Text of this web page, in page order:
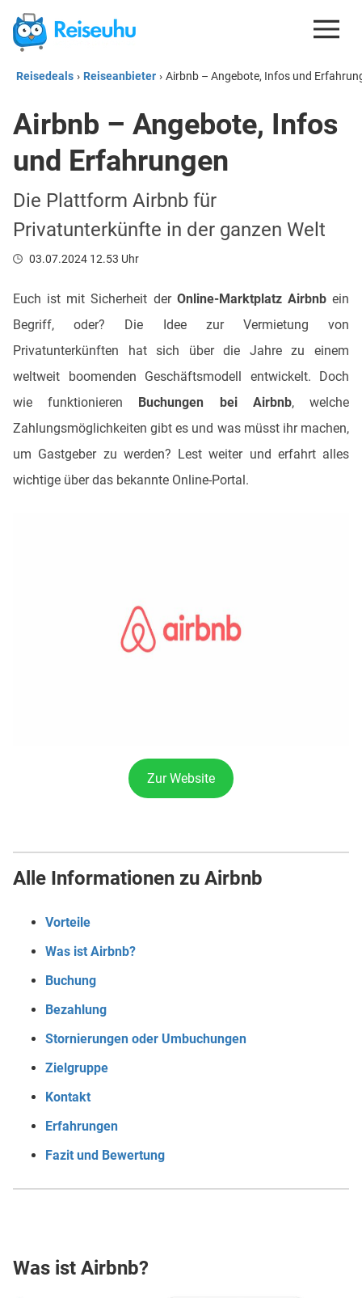
REISEDEALS
GUTSCHEINE
KREDITKARTEN
ESIM
REISEBLOG
Reisedeals › Reiseanbieter › Airbnb – Angebote, Infos und
Airbnb – Angebote, Infos
und Erfahrungen
Die Plattform Airbnb für
Privatunterkünfte in der ganzen Welt
03.07.2024 12.53 Uhr
Euch ist mit Sicherheit der Online-Marktplatz Airbnbein
Begriff, oder? Die Idee zur Vermietung von
Privatunterkünften hat sich über die Jahre zu einem
weltweit boomenden Geschäftsmodell entwickelt. Doch
wie funktionieren Buchungen bei Airbnb, welche
Zahlungsmöglichkeiten gibt es und was müsst ihr machen,
um Gastgeber zu werden? Lest weiter und erfahrt alles
wichtige über das bekannte Online-Portal.
Zur Website
Alle Informationen zu Airbnb
Vorteile
Was ist Airbnb?
Buchung
Bezahlung
Stornierungen oder Umbuchungen
Zielgruppe
Kontakt
Erfahrungen
Fazit und Bewertung
Was ist Airbnb?